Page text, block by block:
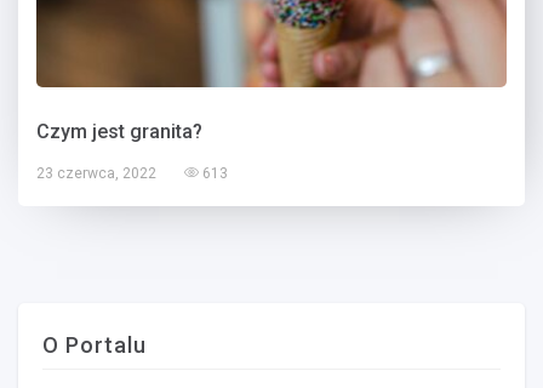
Czym jest granita?
23 czerwca, 2022 613
O Portalu